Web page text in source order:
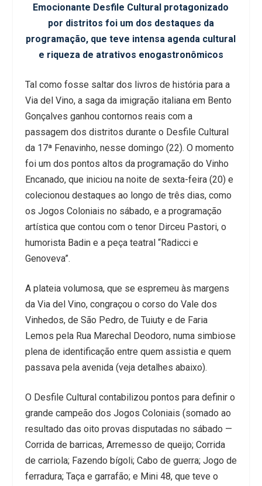
Emocionante Desfile Cultural protagonizado
por distritos foi um dos destaques da
programação, que teve intensa agenda cultural
e riqueza de atrativos enogastronômicos
Tal como fosse saltar dos livros de história para a
Via del Vino, a saga da imigração italiana em Bento
Gonçalves ganhou contornos reais com a
passagem dos distritos durante o Desfile Cultural
da 17ª Fenavinho, nesse domingo (22). O momento
foi um dos pontos altos da programação do Vinho
Encanado, que iniciou na noite de sexta-feira (20) e
colecionou destaques ao longo de três dias, como
os Jogos Coloniais no sábado, e a programação
artística que contou com o tenor Dirceu Pastori, o
humorista Badin e a peça teatral “Radicci e
Genoveva”.
A plateia volumosa, que se espremeu às margens
da Via del Vino, congraçou o corso do Vale dos
Vinhedos, de São Pedro, de Tuiuty e de Faria
Lemos pela Rua Marechal Deodoro, numa simbiose
plena de identificação entre quem assistia e quem
passava pela avenida (veja detalhes abaixo).
O Desfile Cultural contabilizou pontos para definir o
grande campeão dos Jogos Coloniais (somado ao
resultado das oito provas disputadas no sábado —
Corrida de barricas, Arremesso de queijo; Corrida
de carriola; Fazendo bígoli; Cabo de guerra; Jogo de
ferradura; Taça e garrafão; e Mini 48, que teve o